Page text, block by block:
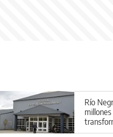
Río
público